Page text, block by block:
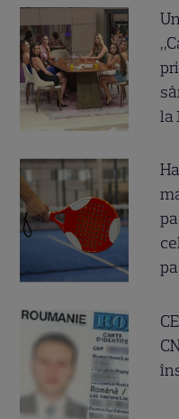
la